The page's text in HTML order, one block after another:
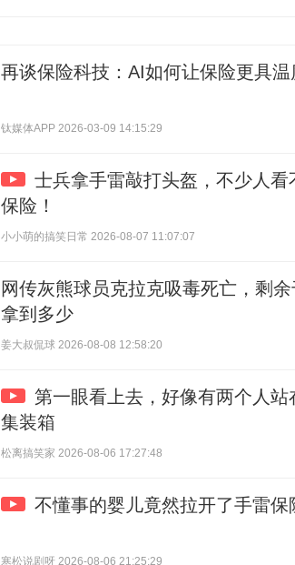
再谈保险科技：AI如何让保险更具温
钛媒体APP 2026-03-09 14:15:29
士兵拿手雷敲打头盔，不少人看
保险！
小小萌的搞笑日常 2026-08-07 11:07:07
网传灰熊球员克拉克吸毒死亡，剩
拿到多少
姜大叔侃球 2026-08-08 12:58:20
第一眼看上去，好像有两个人站
集装箱
松离搞笑家 2026-08-06 17:27:48
不懂事的婴儿竟然拉开了手雷保
寒松说剧呀 2026-08-06 21:25:29